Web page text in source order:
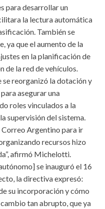
para desarrollar un
la lectura automática
También se
ya que el aumento de la
en la planificación de
de la red de vehículos.
se reorganizó la dotación y
asegurar una
roles vinculados a la
supervisión del sistema.
Argentino para ir
recursos hizo
afirmó Michelotti.
se inauguró el 16
la directiva expresó:
su incorporación y cómo
tan abrupto, que ya